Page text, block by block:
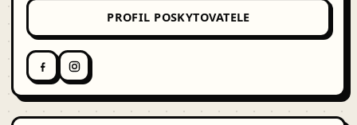
PROFIL POSKYTOVATELE